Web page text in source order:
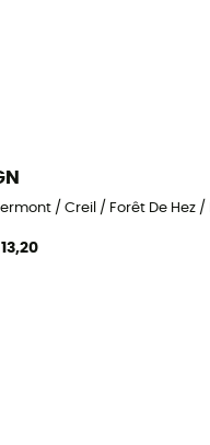
/ Creil / Forêt De Hez